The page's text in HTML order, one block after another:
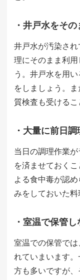
・井戸水をそ
井戸水が汚染さ
理にそのまま利
う。井戸水を用
をしましょう。
質検査も受けるこ
・大量に前日
当日の調理作業
を済ませておく
よる食中毒が認
みをしておいた料
・室温で保管し
室温での保管で
れていまいます
方も多いですが